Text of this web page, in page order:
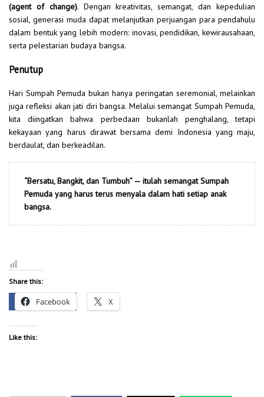
(agent of change). Dengan kreativitas, semangat, dan kepedulian
sosial, generasi muda dapat melanjutkan perjuangan para pendahulu
dalam bentuk yang lebih modern: inovasi, pendidikan, kewirausahaan,
serta pelestarian budaya bangsa.
Penutup
Hari Sumpah Pemuda bukan hanya peringatan seremonial, melainkan
juga refleksi akan jati diri bangsa. Melalui semangat Sumpah Pemuda,
kita diingatkan bahwa perbedaan bukanlah penghalang, tetapi
kekayaan yang harus dirawat bersama demi Indonesia yang maju,
berdaulat, dan berkeadilan.
“Bersatu, Bangkit, dan Tumbuh” — itulah semangat Sumpah
Pemuda yang harus terus menyala dalam hati setiap anak
bangsa.
Share this:
Facebook X
Like this: